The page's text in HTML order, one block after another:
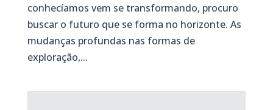
conhecíamos vem se transformando, procuro
buscar o futuro que se forma no horizonte. As
mudanças profundas nas formas de
exploração,...